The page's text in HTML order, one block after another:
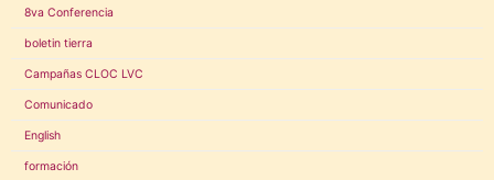
8va Conferencia
boletin tierra
Campañas CLOC LVC
Comunicado
English
formación